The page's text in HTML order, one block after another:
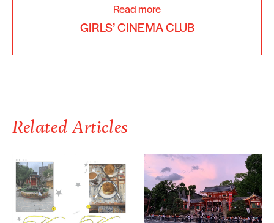
Read more
GIRLS’ CINEMA CLUB
Related Articles